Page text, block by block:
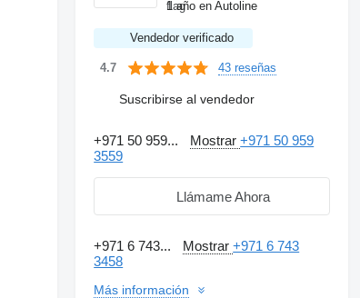
1 año en Autoline
Vendedor verificado
4.7 43 reseñas
Suscribirse al vendedor
+971 50 959... Mostrar+971 50 959
3559
Llámame Ahora
+971 6 743... Mostrar+971 6 743
3458
Más información